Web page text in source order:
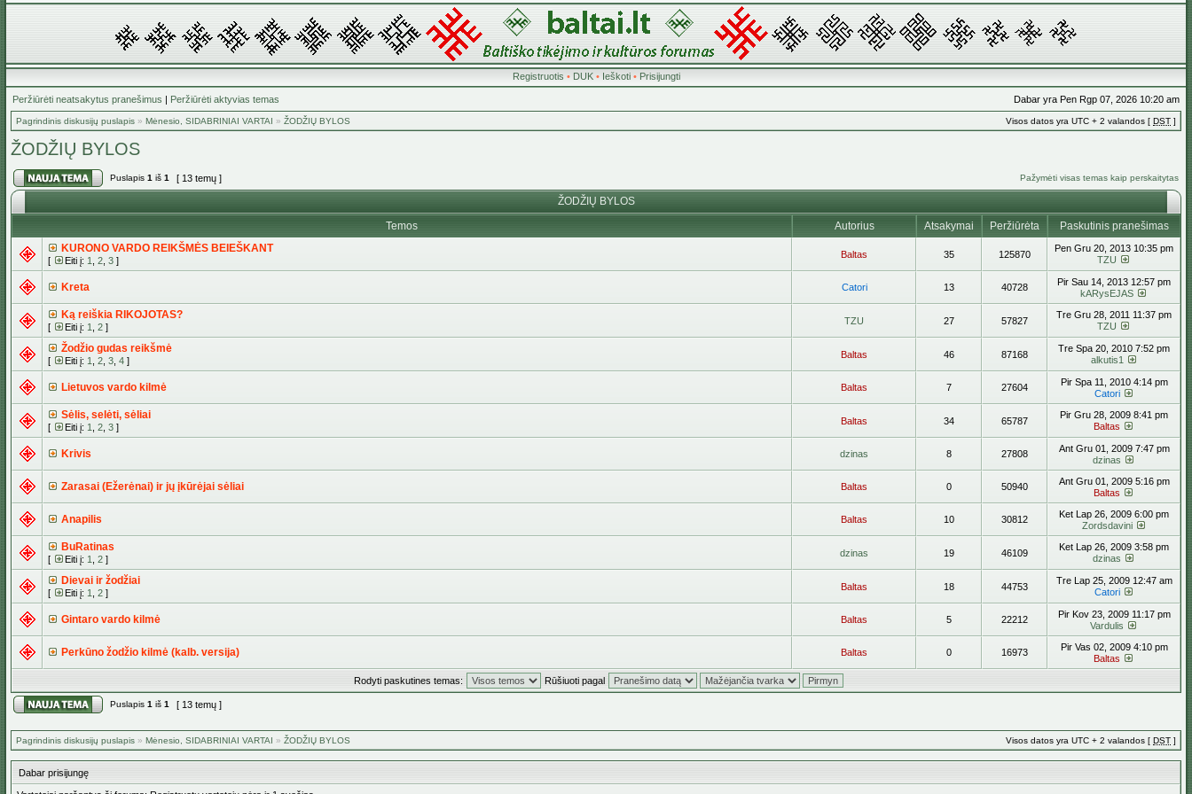
Registruotis • DUK• Ieškoti• Prisijungti
Peržiūrėti neatsakytus pranešimus | Peržiūrėti aktyvias temas Dabar yra Pen Rgp 07, 2026 10:20 am
Pagrindinis diskusijų puslapis » Mėnesio, SIDABRINIAI VARTAI » ŽODŽIŲ BYLOS Visos datos yra UTC + 2 valandos [ DST ]
ŽODŽIŲ BYLOS
Puslapis 1 iš 1 [ 13 temų ] Pažymėti visas temas kaip perskaitytas
ŽODŽIŲ BYLOS
Temos
Autorius Atsakymai Peržiūrėta
Paskutinis pranešimas
KURONO VARDO REIKŠMĖS BEIEŠKANT
[ Eiti į: 1 2 3 ]
Baltas 35 125870
Pen Gru 20, 2013 10:35 pm
TZU
Kreta Catori 13 40728
Pir Sau 14, 2013 12:57 pm
kARysEJAS
Ką reiškia RIKOJOTAS?
[ Eiti į: 1 2 ]
TZU 27 57827
Tre Gru 28, 2011 11:37 pm
TZU
Žodžio gudas reikšmė
[ Eiti į: 1 2 3 4 ]
Baltas 46 87168
Tre Spa 20, 2010 7:52 pm
alkutis1
Lietuvos vardo kilmė Baltas 7 27604
Pir Spa 11, 2010 4:14 pm
Catori
Sėlis, selėti, sėliai
[ Eiti į: 1 2 3 ]
Baltas 34 65787
Pir Gru 28, 2009 8:41 pm
Baltas
Krivis dzinas 8 27808
Ant Gru 01, 2009 7:47 pm
dzinas
Zarasai (Ežerėnai) ir jų įkūrėjai sėliai Baltas 0 50940
Ant Gru 01, 2009 5:16 pm
Baltas
Anapilis Baltas 10 30812
Ket Lap 26, 2009 6:00 pm
Zordsdavini
BuRatinas
[ Eiti į: 1 2 ]
dzinas 19 46109
Ket Lap 26, 2009 3:58 pm
dzinas
Dievai ir žodžiai
[ Eiti į: 1 2 ]
Baltas 18 44753
Tre Lap 25, 2009 12:47 am
Catori
Gintaro vardo kilmė Baltas 5 22212
Pir Kov 23, 2009 11:17 pm
Vardulis
Perkūno žodžio kilmė (kalb. versija) Baltas 0 16973
Pir Vas 02, 2009 4:10 pm
Baltas
Rodyti paskutines temas: Rūšiuoti pagal
Puslapis 1 iš 1 [ 13 temų ]
Pagrindinis diskusijų puslapis » Mėnesio, SIDABRINIAI VARTAI » ŽODŽIŲ BYLOS Visos datos yra UTC + 2 valandos [ DST ]
Dabar prisijungę